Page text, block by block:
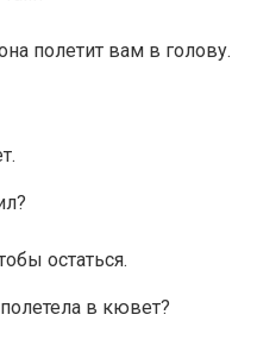
полетит вам в голову.
остаться.
в кювет?